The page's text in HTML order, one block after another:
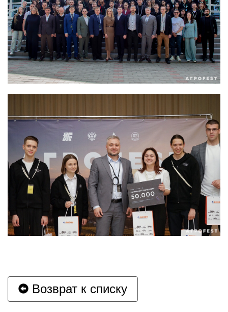
Возврат к списку